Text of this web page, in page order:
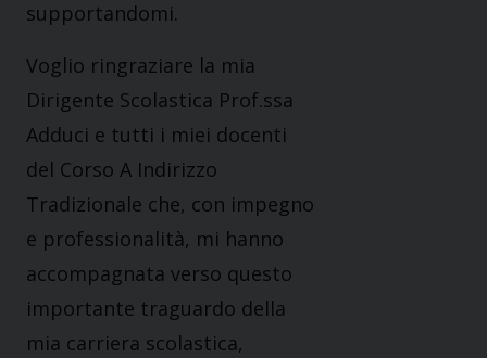
supportandomi.
Voglio ringraziare la mia
Dirigente Scolastica Prof.ssa
Adduci e tutti i miei docenti
del Corso A Indirizzo
Tradizionale che, con impegno
e professionalità, mi hanno
accompagnata verso questo
importante traguardo della
mia carriera scolastica,